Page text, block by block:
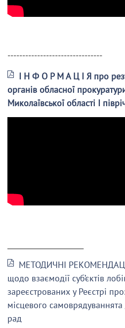
--------------------------------
І Н Ф О Р М А Ц І Я про
органів обласної
Миколаївської області І
МЕТОДИЧНІ
щодо взаємодії суб’єктів
зареєстрованих у Реєстрі
місцевого
рад